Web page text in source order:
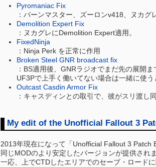
Pyromaniac Fix
：バーンマスター、ズーロンv418、ヌカグ
Demolition Expert Fix
：ヌカグレにDemolition Expert適用。
FixedNinja
：Ninja Perk を正常に作用
Broken Steel GNR broadcast fix
：BS適用後、GNRラジオでまだ先の展開
UF3Pで上手く働いてない場合は一緒に使
Outcast Casdin Armor Fix
：キャスディンとの取引で、彼がスリ渡し
My edit of the Unofficial Fallout 3
2013年現在になって「Unofficial Fallout 3 Patch
同じMODのより安定したバージョンが提供されま
一応、上でCTDしたエリアでのセーブ・ロード